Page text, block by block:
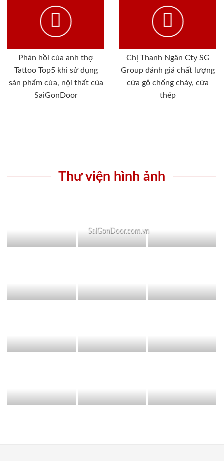
Phản hồi của anh thợ
Tattoo Top5 khi sử dụng
sản phẩm cửa, nội thất của
SaiGonDoor
Chị Thanh Ngân Cty SG
Group đánh giá chất lượng
cửa gỗ chống cháy, cửa
thép
Thư viện hình ảnh
SaiGonDoor.com.vn